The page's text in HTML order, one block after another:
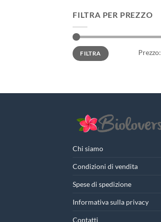
FILTRA PER PREZZO
Prezzo
Min
Prezzo
MaxFILTRA Prezzo:
Chi siamo
Condizioni di vendita
Spese di spedizione
Informativa sulla privacy
Contatti